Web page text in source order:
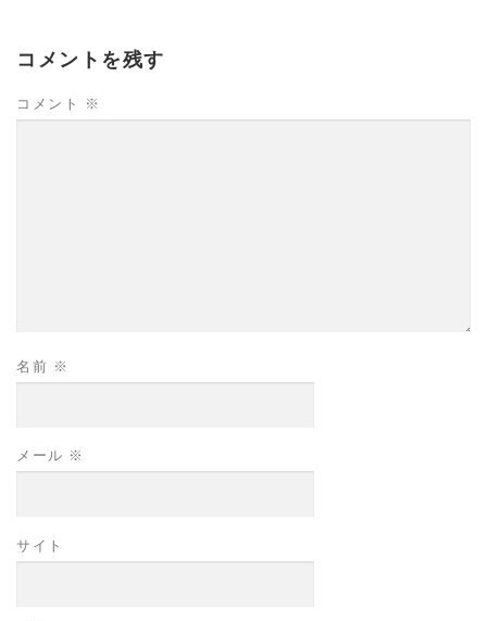
コメントを残す
コメント ※
名前 ※
メール ※
サイト